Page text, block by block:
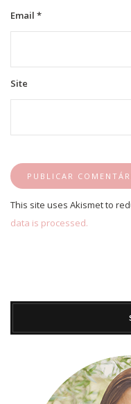
Email *
Site
This site uses Akismet to
data is processed.